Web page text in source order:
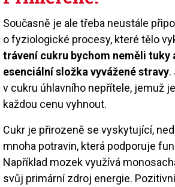
Současně je ale třeba neustále
o fyziologické procesy, které tělo
trávení cukru bychom neměli tuky
esenciální složka vyvážené stravy.
v cukru úhlavního nepřítele, jemuž
každou cenu vyhnout.
Cukr je přirozeně se vyskytující,
mnoha potravin, která podporuje
Například mozek využívá
svůj primární zdroj energie.